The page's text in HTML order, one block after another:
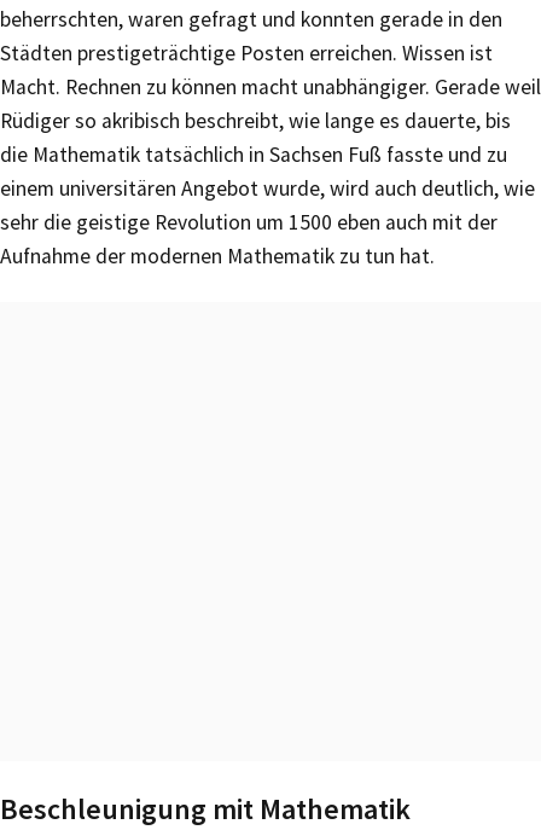
beherrschten, waren gefragt und konnten gerade in den
Städten prestigeträchtige Posten erreichen. Wissen ist
Macht. Rechnen zu können macht unabhängiger. Gerade weil
Rüdiger so akribisch beschreibt, wie lange es dauerte, bis
die Mathematik tatsächlich in Sachsen Fuß fasste und zu
einem universitären Angebot wurde, wird auch deutlich, wie
sehr die geistige Revolution um 1500 eben auch mit der
Aufnahme der modernen Mathematik zu tun hat.
Beschleunigung mit Mathematik